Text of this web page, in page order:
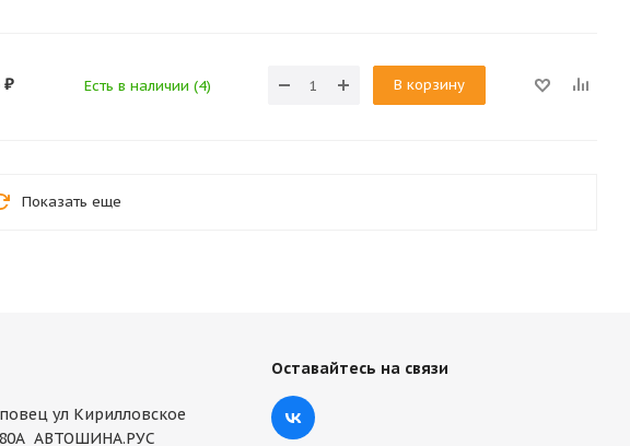
₽ Есть в наличии (4) В корзину
Показать еще
ул Кирилловское
АВТОШИНА.РУС
Оставайтесь на связи